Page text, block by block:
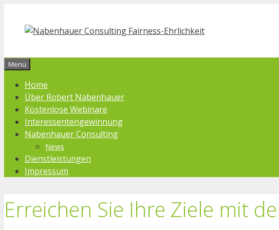
Inhalt
springen
Menü
Home
Über Robert Nabenhauer
Kostenlose Webinare
Interessentengewinnung
Nabenhauer Consulting
News
Dienstleistungen
Impressum
Erreichen Sie Ihre Ziele mit